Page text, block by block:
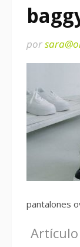
por
pantalones
Seguir